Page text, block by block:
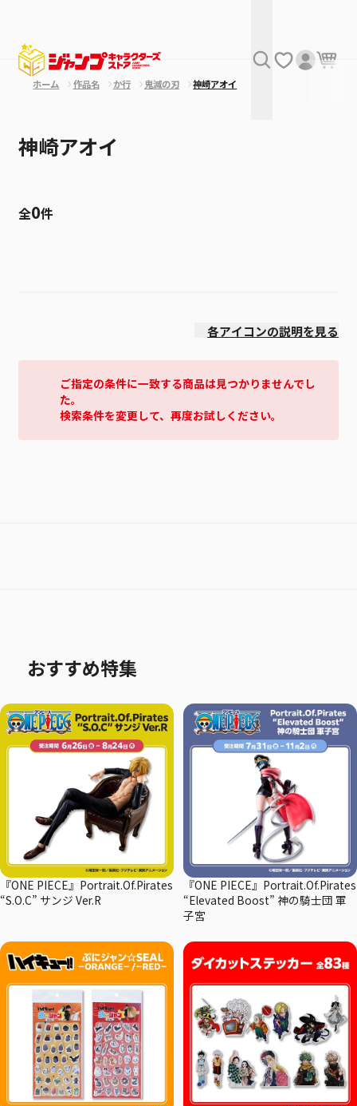
ホーム 作品名 か行 鬼滅の刃 神崎アオイ
神崎アオイ
全0件
各アイコンの説明を見る
ご指定の条件に一致する商品は見つかりませんでし
た。
検索条件を変更して、再度お試しください。
おすすめ特集
『ONE PIECE』Portrait.Of.Pirates
“S.O.C” サンジ Ver.R
『ONE PIECE』Portrait.Of.Pirates
“Elevated Boost” 神の騎士団 軍
子宮